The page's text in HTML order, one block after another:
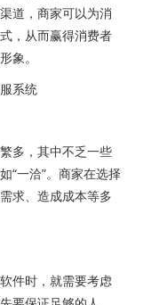
道，商家可以为消
，从而赢得消费者
象。
系统
多，其中不乏一些
“一洽”。商家在选择
求、造成成本等多
件时，就需要考虑